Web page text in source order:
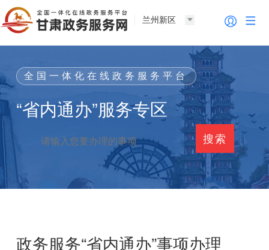
兰州新区
全国一体化在线政务服务平台
“省内通办”服务专区